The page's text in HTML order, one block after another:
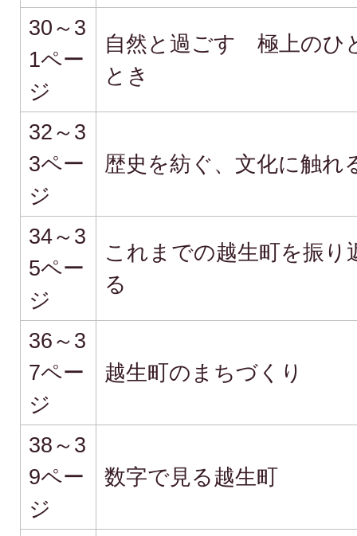
30～3
1ペー
ジ
自然と過ごす 極上のひ
とき
32～3
3ペー
ジ
歴史を紡ぐ、文化に触れ
34～3
5ペー
ジ
これまでの越生町を振り
る
36～3
7ペー
ジ
越生町のまちづくり
38～3
9ペー
ジ
数字で見る越生町